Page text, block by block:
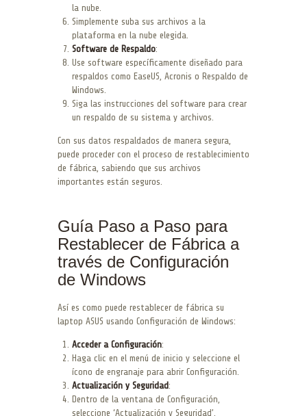
la nube.
Simplemente suba sus archivos a la
plataforma en la nube elegida.
Software de Respaldo:
Use software específicamente diseñado para
respaldos como EaseUS, Acronis o Respaldo de
Windows.
Siga las instrucciones del software para crear
un respaldo de su sistema y archivos.
Con sus datos respaldados de manera segura,
puede proceder con el proceso de restablecimiento
de fábrica, sabiendo que sus archivos
importantes están seguros.
Guía Paso a Paso para
Restablecer de Fábrica a
través de Configuración
de Windows
Así es como puede restablecer de fábrica su
laptop ASUS usando Configuración de Windows:
Acceder a Configuración:
Haga clic en el menú de inicio y seleccione el
ícono de engranaje para abrir Configuración.
Actualización y Seguridad:
Dentro de la ventana de Configuración,
seleccione ‘Actualización y Seguridad’.